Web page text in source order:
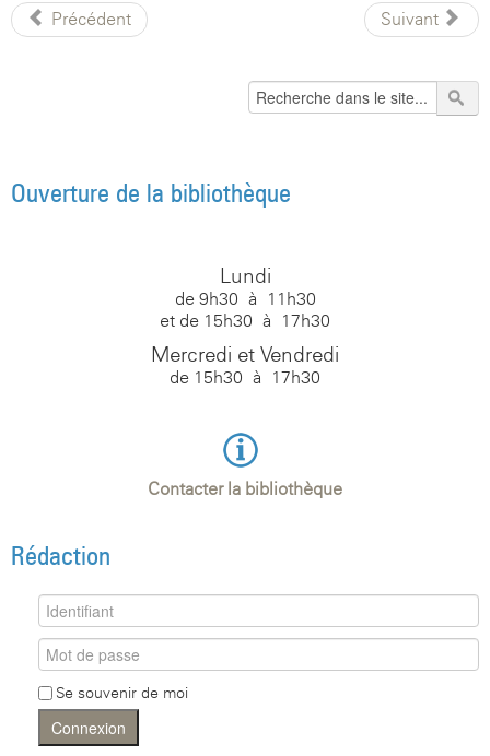
Précédent Suivant
Ouverture de la bibliothèque
Lundi
de 9h30 à 11h30
et de 15h30 à 17h30
Mercredi et Vendredi
de 15h30 à 17h30
Contacter la bibliothèque
Rédaction
Se souvenir de moi
Connexion